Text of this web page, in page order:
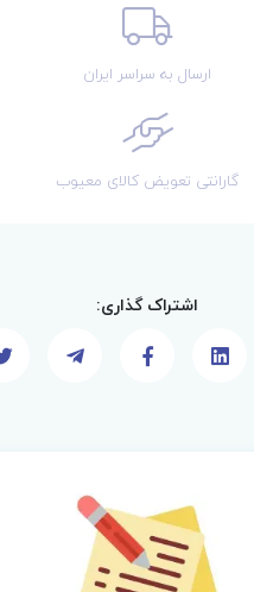
ارسال به سراسر ایران
گارانتی تعویض کالای معیوب
اشتراک گذاری: